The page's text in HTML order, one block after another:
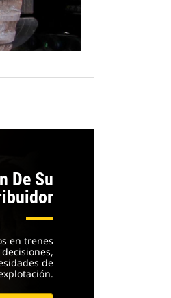
De Su
en trenes
de